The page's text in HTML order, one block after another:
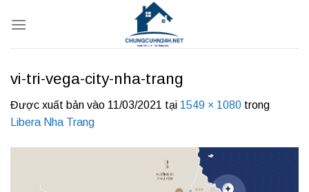
qua
vi-tri-vega-city-nha-trang
Được xuất bản vào 11/03/2021 tại 1549 × 1080 trong
Libera Nha Trang